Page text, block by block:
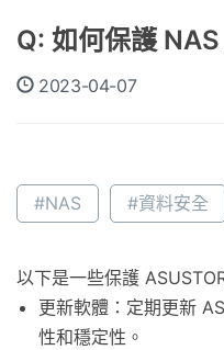
Q: 如何保護
2023-04-07
#NAS #資料安全
以下是一些保護
更新軟體：定期更新
性和穩定性。